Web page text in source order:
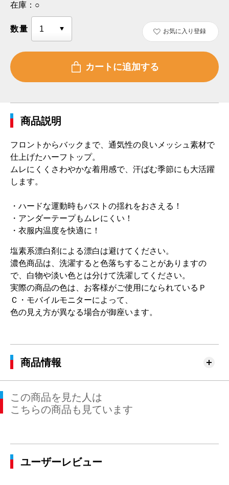
在庫： ○
数量 お気に入り登録
商品説明
フロントからバックまで、通気性の良いメッシュ素材で
仕上げたハーフトップ。
ムレにくくさわやかな着用感で、汗ばむ季節にも大活躍
します。
・ハードな運動時もバストの揺れをおさえる！
・アンダーテープもムレにくい！
・衣服内温度を快適に！
塩素系漂白剤による漂白は避けてください。
濃色商品は、洗濯すると色落ちすることがありますの
で、白物や淡い色とは分けて洗濯してください。
実際の商品の色は、お客様がご使用になられているＰ
Ｃ・モバイルモニターによって、
色の見え方が異なる場合が御座います。
商品情報
この商品を見た人は
こちらの商品も見ています
ユーザーレビュー